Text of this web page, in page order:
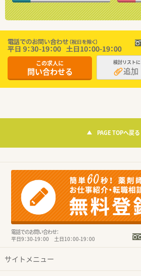
この求人に
問い合わせる
検討リストに
追加
PAGE TOPへ戻る
電話でのお問い合わせ：
平日9：30-19：00 土日10：00-19：00
サイトメニュー